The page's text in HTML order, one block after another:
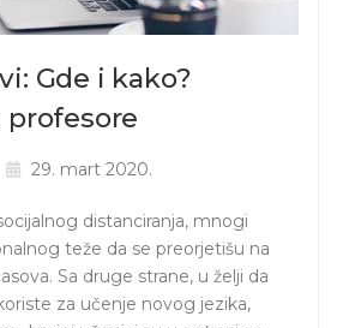
Gde i kako?
profesore
29. mart 2020.
distanciranja, mnogi
teže da se preorjetišu na
Sa druge strane, u želji da
za učenje novog jezika,